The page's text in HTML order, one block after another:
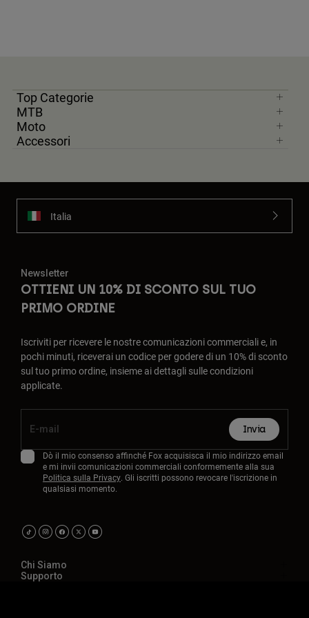
Top Categorie
MTB
Moto
Accessori
Italia
Newsletter
OTTIENI UN 10% DI SCONTO SUL TUO
PRIMO ORDINE
Iscriviti per ricevere le nostre comunicazioni commerciali e, in
pochi minuti, riceverai un codice per godere di un 10% di sconto
sul tuo primo ordine, insieme ai dettagli sulle condizioni
applicate.
Invia
Dò il mio consenso affinché Fox acquisisca il mio indirizzo email
e mi invii comunicazioni commerciali conformemente alla sua
Politica sulla Privacy. Gli iscritti possono revocare l'iscrizione in
qualsiasi momento.
Chi Siamo
Supporto